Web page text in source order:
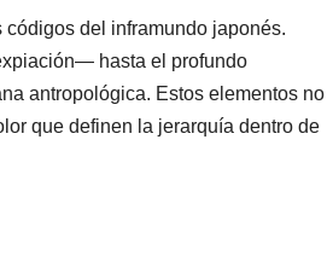
del inframundo japonés.
hasta el profundo
antropológica. Estos elementos no
que definen la jerarquía dentro de